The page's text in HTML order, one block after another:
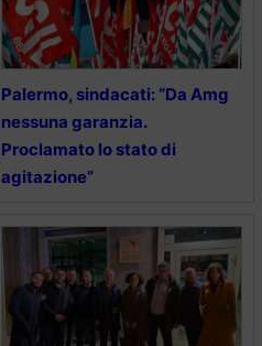
Palermo, sindacati: “Da Amg
nessuna garanzia.
Proclamato lo stato di
agitazione”